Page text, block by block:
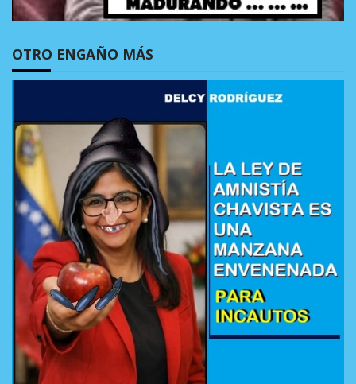
OTRO ENGAÑO MÁS